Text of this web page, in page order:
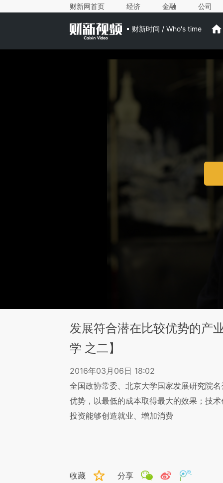
财新网首页 经济 金融 公司
财新时间 / Who's time
发展符合潜在比较优势的产
学 之二】
2016年03月06日 18:02
全国政协常委、北京大学国家发展研究院
优势，以最低的成本取得最大的效果；技
投资能够创造就业、增加消费
收藏 分享